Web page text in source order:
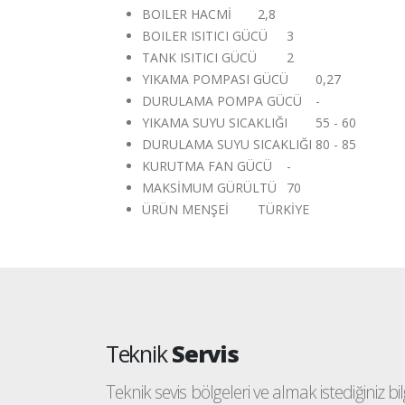
BOILER HACMİ
2,8
BOILER ISITICI GÜCÜ
3
TANK ISITICI GÜCÜ
2
YIKAMA POMPASI GÜCÜ
0,27
DURULAMA POMPA GÜCÜ
-
YIKAMA SUYU SICAKLIĞI
55 - 60
DURULAMA SUYU SICAKLIĞI 80 - 85
KURUTMA FAN GÜCÜ
-
MAKSİMUM GÜRÜLTÜ
70
ÜRÜN MENŞEİ
TÜRKİYE
TeknikServis
Teknik sevis bölgeleri ve almak istediğiniz